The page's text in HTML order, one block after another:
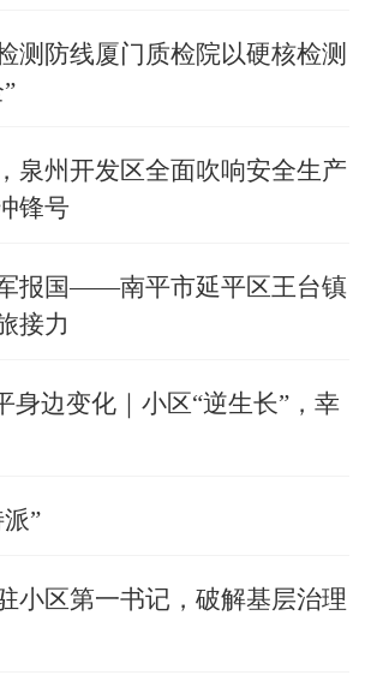
测防线厦门质检院以硬核检测
泉州开发区全面吹响安全生产
锋号
报国——南平市延平区王台镇
接力
身边变化｜小区“逆生长”，幸
”
小区第一书记，破解基层治理